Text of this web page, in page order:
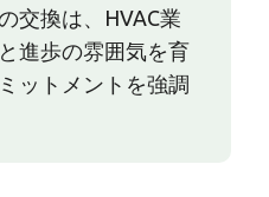
交換は、HVAC業
進歩の雰囲気を育
ットメントを強調